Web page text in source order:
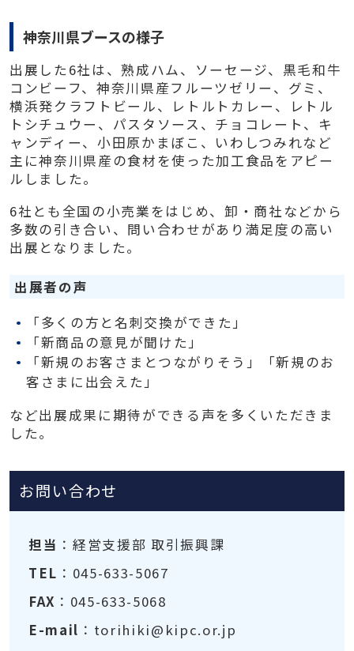
神奈川県ブースの様子
出展した6社は、熟成ハム、ソーセージ、黒毛和牛
コンビーフ、神奈川県産フルーツゼリー、グミ、
横浜発クラフトビール、レトルトカレー、レトル
トシチュウー、パスタソース、チョコレート、キ
ャンディー、小田原かまぼこ、いわしつみれなど
主に神奈川県産の食材を使った加工食品をアピー
ルしました。
6社とも全国の小売業をはじめ、卸・商社などから
多数の引き合い、問い合わせがあり満足度の高い
出展となりました。
出展者の声
「多くの方と名刺交換ができた」
「新商品の意見が聞けた」
「新規のお客さまとつながりそう」「新規のお
客さまに出会えた」
など出展成果に期待ができる声を多くいただきま
した。
お問い合わせ
担当 ：経営支援部 取引振興課
TEL ：045-633-5067
FAX ：045-633-5068
E-mail ：torihiki@kipc.or.jp